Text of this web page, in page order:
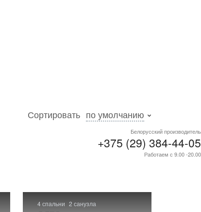
Белорусский производитель
+375 (29) 384-44-05
Работаем с 9.00 -20.00
Сортировать по умолчанию
4 спальни 2 санузла